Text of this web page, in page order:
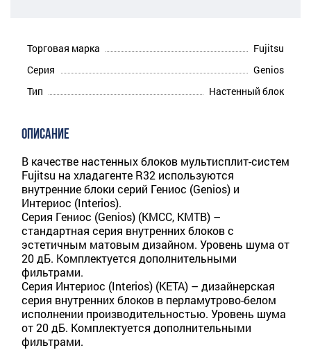
Торговая марка
Fujitsu
Серия
Genios
Тип
Настенный блок
ОПИСАНИЕ
В качестве настенных блоков мультисплит-систем
Fujitsu на хладагенте R32 используются
внутренние блоки серий Гениос (Genios) и
Интериос (Interios).
Серия Гениос (Genios) (KMCC, KMTB) –
стандартная серия внутренних блоков с
эстетичным матовым дизайном. Уровень шума от
20 дБ. Комплектуется дополнительными
фильтрами.
Серия Интериос (Interios) (KETA) – дизайнерская
серия внутренних блоков в перламутрово-белом
исполнении производительностью. Уровень шума
от 20 дБ. Комплектуется дополнительными
фильтрами.